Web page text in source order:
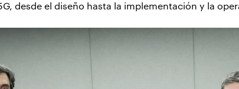
desde el diseño hasta la implementación y la